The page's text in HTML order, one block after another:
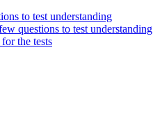
to test understanding
questions to test understanding
the tests